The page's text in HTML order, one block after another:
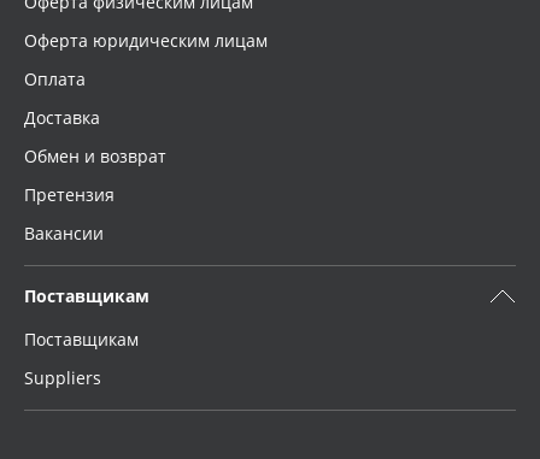
Оферта юридическим лицам
Оплата
Доставка
Обмен и возврат
Претензия
Вакансии
Поставщикам
Поставщикам
Suppliers